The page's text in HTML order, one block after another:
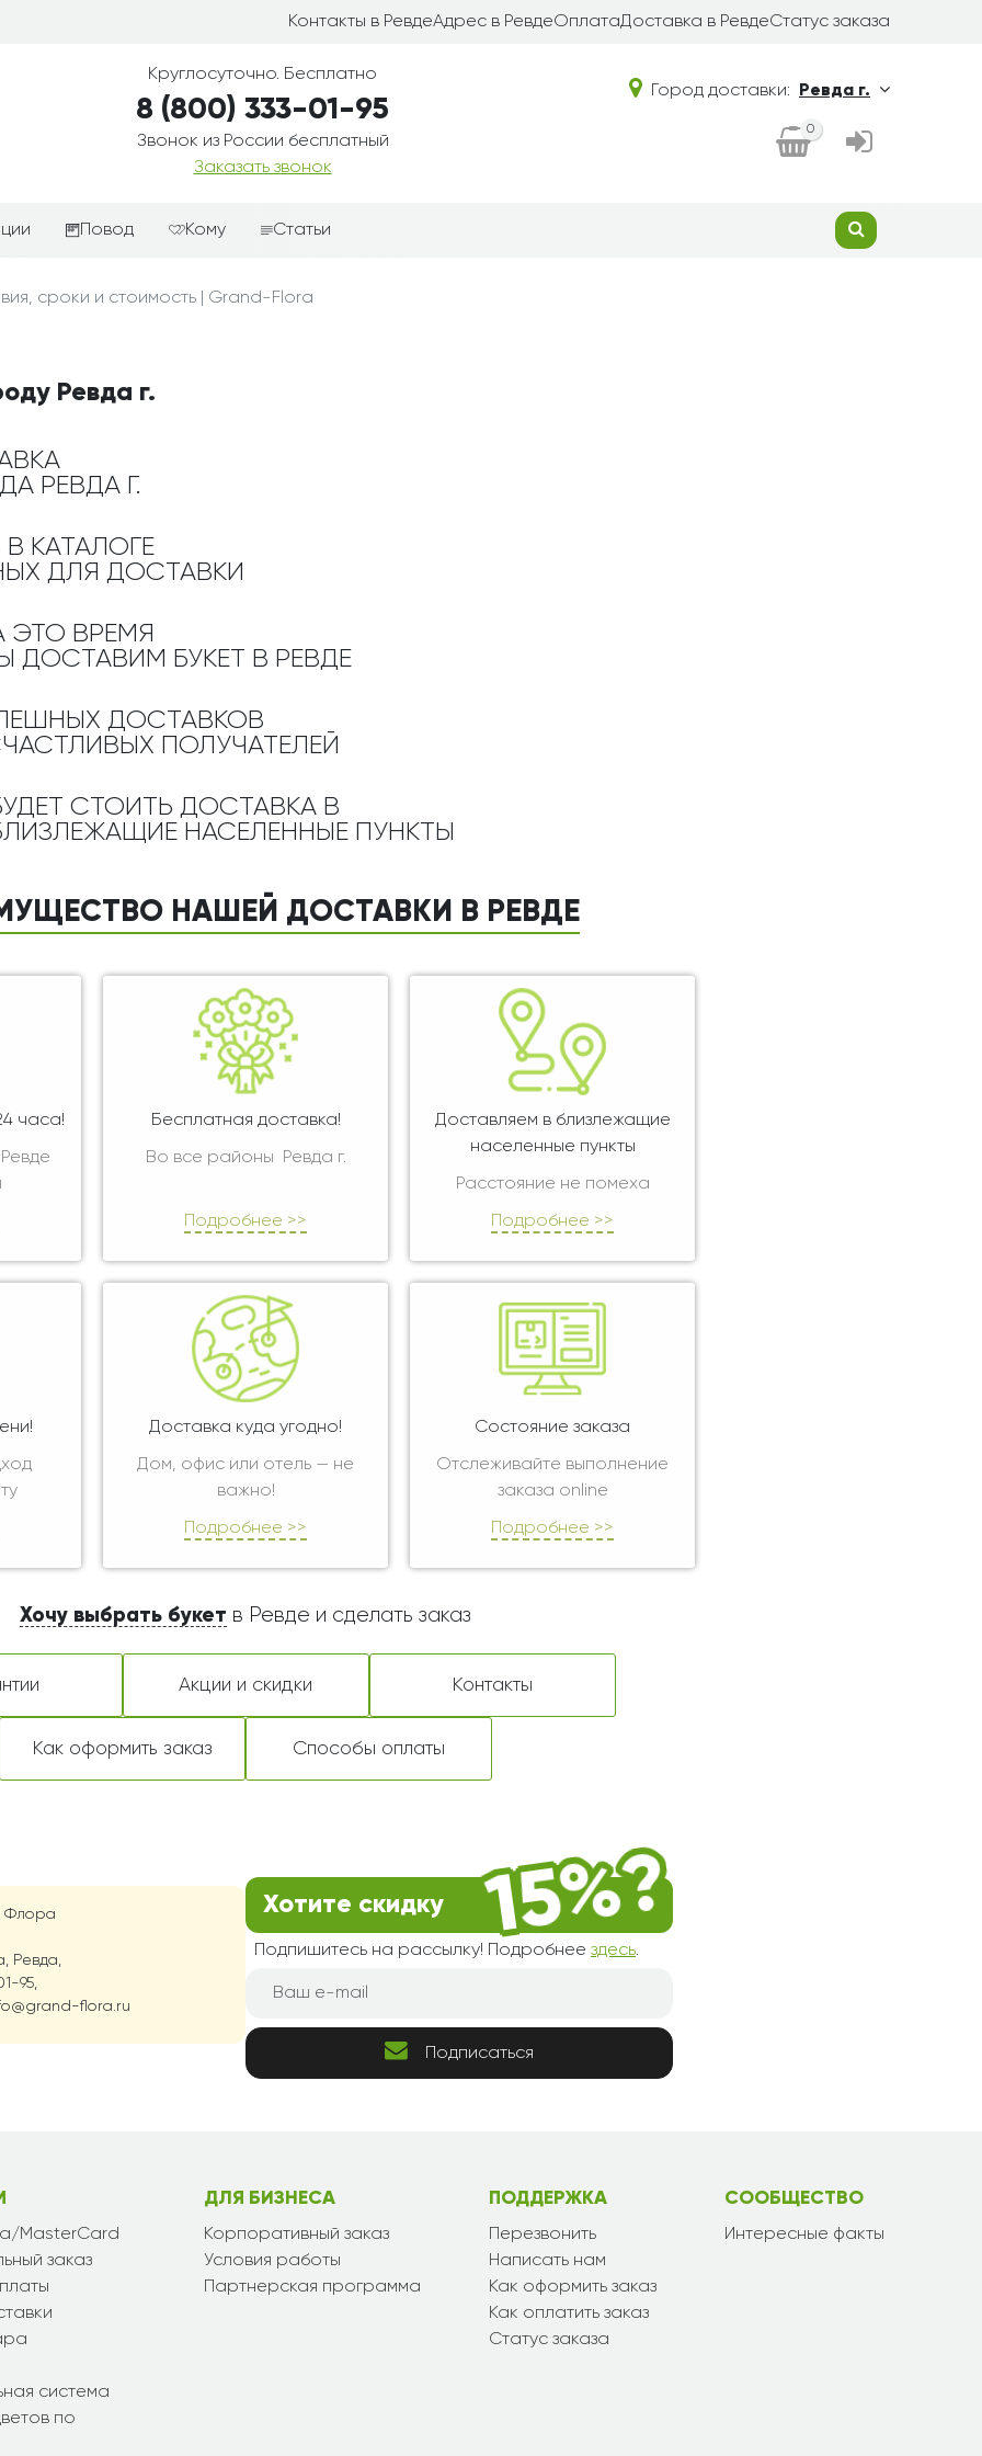
Контакты в РевдеАдрес в РевдеОплатаДоставка в РевдеСтатус заказа
Круглосуточно. Бесплатно
8 (800) 333-01-95
Звонок из России бесплатный
Заказать звонок
Город доставки: Ревда г.
0
корзины
Повод
Просто так
Свидание
Юбилей
Кому
Сестре
Коллеге
Дедушке
Статьи
сроки и стоимость | Grand-Flora
Ревда г.
РЕВДА Г.
КАТАЛОГЕ
ДЛЯ ДОСТАВКИ
ЭТО ВРЕМЯ
ДОСТАВИМ БУКЕТ В РЕВДЕ
ДОСТАВКОВ
ПОЛУЧАТЕЛЕЙ
СТОИТЬ ДОСТАВКА В
НАСЕЛЕННЫЕ ПУНКТЫ
НАШЕЙ ДОСТАВКИ В РЕВДЕ
часа! Бесплатная доставка!
Во все районы Ревда г.
Подробнее >>
Доставляем в близлежащие
населенные пункты
Расстояние не помеха
Подробнее >>
Доставка куда угодно!
Дом, офис или отель — не
важно!
Подробнее >>
Состояние заказа
Отслеживайте выполнение
заказа online
Подробнее >>
Хочу выбрать букет в Ревде и сделать заказ
Акции и скидки Контакты
Как оформить заказ Способы оплаты
Флора
Ревда,
95,
flora.ru
Хотите скидку
Подпишитесь на рассылку! Подробнее здесь.
Подписаться
MasterCard
заказ
система
по
ДЛЯ БИЗНЕСА
Корпоративный заказ
Условия работы
Партнерская программа
ПОДДЕРЖКА
Перезвонить
Написать нам
Как оформить заказ
Как оплатить заказ
Статус заказа
СООБЩЕСТВО
Интересные факты